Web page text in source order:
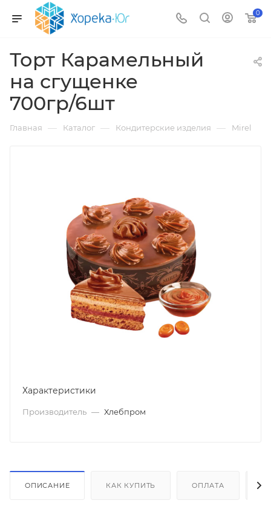
0
Торт Карамельный
на сгущенке
700гр/6шт
Главная — Каталог — Кондитерские изделия — Mirel
Характеристики
Производитель — Хлебпром
ОПИСАНИЕ КАК КУПИТЬ ОПЛАТА